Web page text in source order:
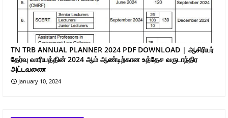
TN TRB ANNUAL PLANNER 2024 PDF DOWNLOAD | ஆசிரியர்
தேர்வு வாரியத்தின் 2024 ஆம் ஆண்டிற்கான உத்தேச வருடாந்திர
அட்டவணை
January 10, 2024